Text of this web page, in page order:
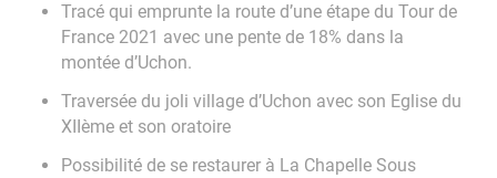
Tracé qui emprunte la route d’une étape du Tour de
France 2021 avec une pente de 18% dans la
montée d’Uchon.
Traversée du joli village d’Uchon avec son Eglise du
XIIème et son oratoire
Possibilité de se restaurer à La Chapelle Sous